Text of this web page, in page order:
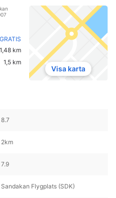
GRATIS
1,48 km
1,5 km
Visa karta
8.7
2km
7.9
Sandakan Flygplats (SDK)